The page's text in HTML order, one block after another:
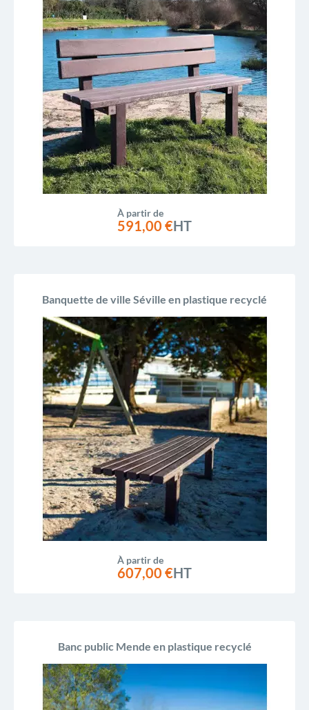
À partir de
591,00 €HT
Banquette de ville Séville en plastique recyclé
À partir de
607,00 €HT
Banc public Mende en plastique recyclé